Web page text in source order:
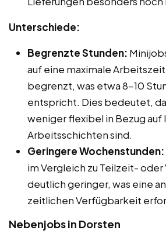
Unterschiede:
Begrenzte Stunden:
auf eine maximale
begrenzt, was etwa 8-10
entspricht. Dies bedeutet,
weniger flexibel in Bezug auf
Arbeitsschichten sind.
Geringere Wochenstunden:
im Vergleich zu Teilzeit-
deutlich geringer, was eine
zeitlichen Verfügbarkeit
Nebenjobs in Dorsten